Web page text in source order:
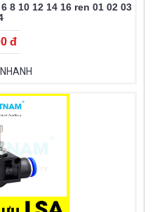
8 10 12 14 16 ren 01 02 03
đ